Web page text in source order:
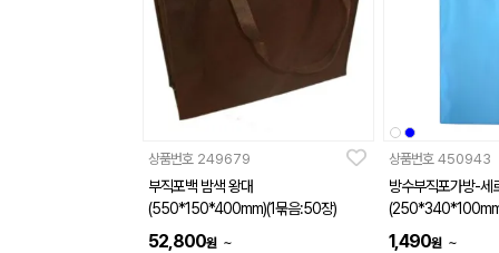
상품번호 249679
부직포백 밤색 왕대
(550*150*400mm)(1묶음:50장)
52,800원 ~
상품번호 450943
방수부직포가방-세
1,490원 ~